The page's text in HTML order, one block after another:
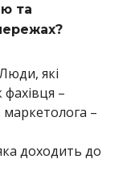
та
які
–
–
доходить до